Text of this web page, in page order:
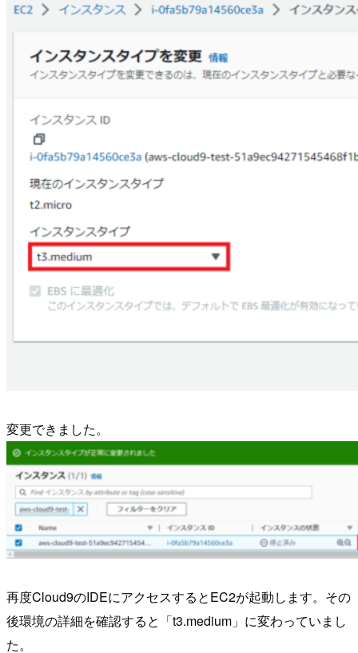
変更できました。
再度Cloud9のIDEにアクセスするとEC2が起動します。その
後環境の詳細を確認すると「t3.medium」に変わっていまし
た。